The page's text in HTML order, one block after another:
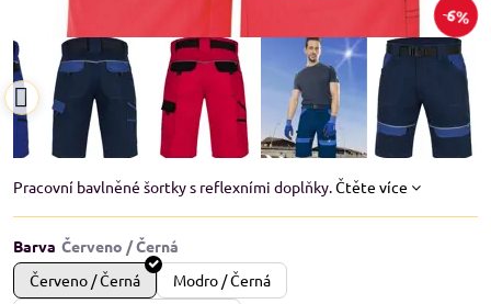
6%
Pracovní bavlněné šortky s reflexními doplňky.Čtěte více
Barva
Červeno / Černá
Modro / Černá